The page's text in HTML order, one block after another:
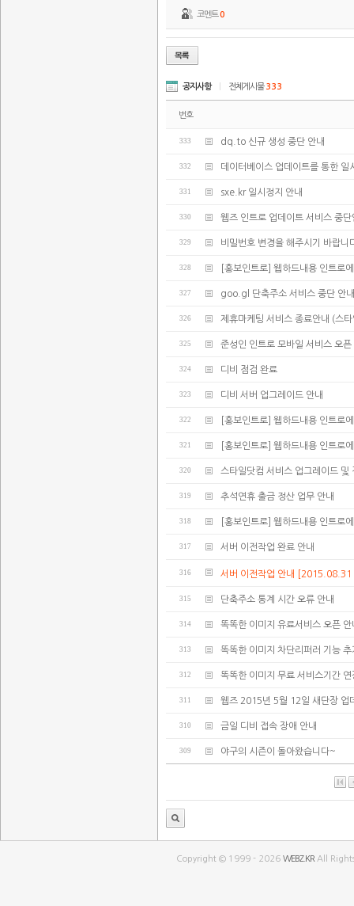
코멘트0
공지사항 전체게시물333
번호
333 dq.to 신규 생성 중단 안내
332 데이터베이스 업데이트를 통한 일
331 sxe.kr 일시정지 안내
330 웹즈 인트로 업데이트 서비스 중단
329 비밀번호 변경을 해주시기 바랍니
328 [홍보인트로] 웹하드내용 인트로
327 goo.gl 단축주소 서비스 중단 안내
326 제휴마케팅 서비스 종료안내 (스
325 준성인 인트로 모바일 서비스 오픈
324 디비 점검 완료
323 디비 서버 업그레이드 안내
322 [홍보인트로] 웹하드내용 인트로
321 [홍보인트로] 웹하드내용 인트로
320 스타일닷컴 서비스 업그레이드 및
319 추석연휴 출금 정산 업무 안내
318 [홍보인트로] 웹하드내용 인트로
317 서버 이전작업 완료 안내
316 서버 이전작업 안내
315 단축주소 통계 시간 오류 안내
314 똑똑한 이미지 유료서비스 오픈 안
313 똑똑한 이미지 차단리퍼러 기능 추
312 똑똑한 이미지 무료 서비스기간 연
311 웹즈 2015년 5월 12일 새단장 업
310 금일 디비 접속 장애 안내
309 야구의 시즌이 돌아왔습니다~
Copyright © 1999 - 2026WEBZ.KR All